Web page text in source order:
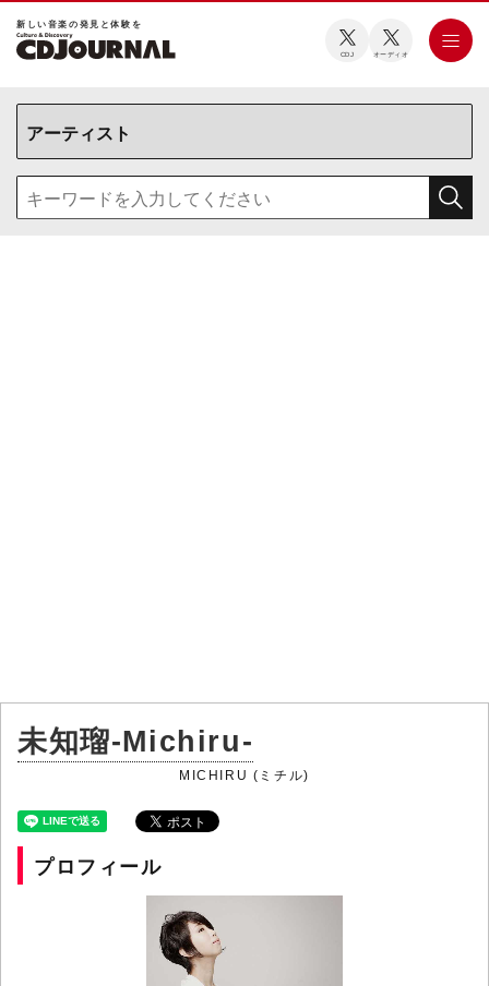
新しい⾳楽の発⾒と体験を
CDJ オーディオ
未知瑠-Michiru-
MICHIRU (ミチル)
プロフィール